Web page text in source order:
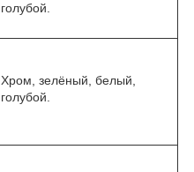
голубой.
Хром, зелёный, белый,
голубой.